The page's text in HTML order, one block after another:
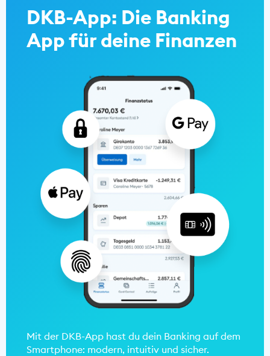
DKB-App: Die Banking
App für deine Finanzen
Mit der DKB-App hast du dein Banking auf dem
Smartphone: modern, intuitiv und sicher.